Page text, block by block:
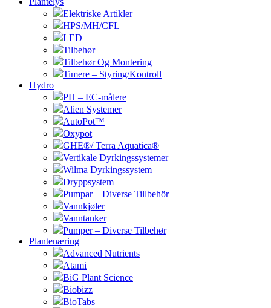
Elektriske Artikler
HPS/MH/CFL
LED
Tilbehør
Tilbehør Og Montering
Timere – Styring/Kontroll
Hydro
PH – EC-målere
Alien Systemer
AutoPot™
Oxypot
GHE®/ Terra Aquatica®
Vertikale Dyrkingssystemer
Wilma Dyrkingssystem
Dryppsystem
Pumpar – Diverse Tillbehör
Vannkjøler
Vanntanker
Pumper – Diverse Tilbehør
Plantenæring
Advanced Nutrients
Atami
BiG Plant Science
Biobizz
BioTabs